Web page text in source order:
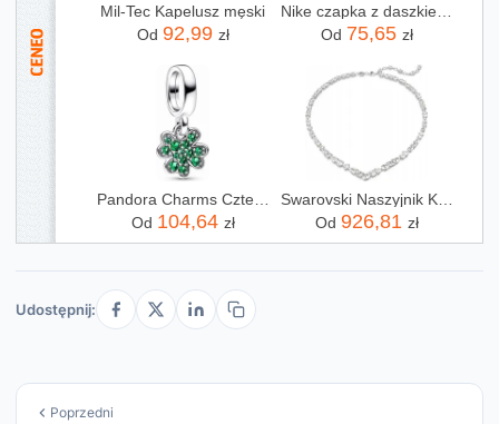
Mil-Tec Kapelusz męski
Od 92,99 zł
Od 75,65 zł
Od 104,64 zł
Swarovski Naszyjnik Kolia Mesmera 5665242
Od 926,81 zł
Udostępnij:
Poprzedni